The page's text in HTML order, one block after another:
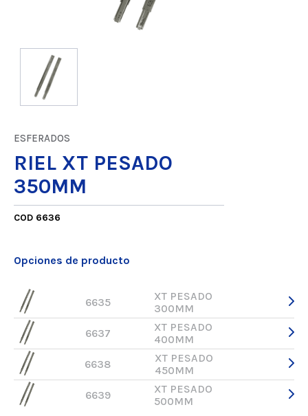
ESFERADOS
RIEL XT PESADO
350MM
COD 6636
Opciones de producto
6635
XT PESADO
300MM
6637
XT PESADO
400MM
6638
XT PESADO
450MM
6639
XT PESADO
500MM